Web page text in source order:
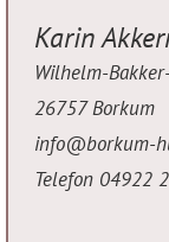
Karin
Wilhelm-
26757 Borkum
info@borkum-
Telefon 04922